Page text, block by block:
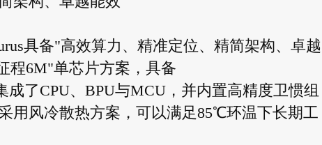
具备"高效算力、精准定位、精简架构、卓越
程6M"单芯片方案，具备
成了CPU、BPU与MCU，并内置高精度卫惯组
用风冷散热方案，可以满足85℃环温下长期工